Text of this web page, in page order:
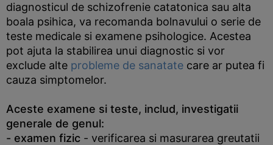
diagnosticul de schizofrenie catatonica sau alta
boala psihica, va recomanda bolnavului o serie de
teste medicale si examene psihologice. Acestea
pot ajuta la stabilirea unui diagnostic si vor
exclude alte probleme de sanatate care ar putea fi
cauza simptomelor.
Aceste examene si teste, includ, investigatii
generale de genul:
- examen fizic - verificarea si masurarea greutatii